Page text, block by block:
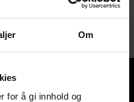
Om
for å gi innhold og